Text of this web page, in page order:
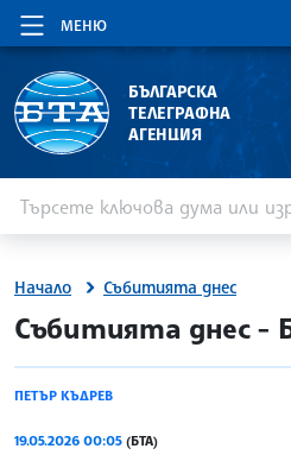
МЕНЮ
БЪЛГАРСКА
ТЕЛЕГРАФНА
АГЕНЦИЯ
Начало Събитията днес
site.bta
Събитията днес -
ПЕТЪР КЪДРЕВ
19.05.2026 00:05 (БТА)